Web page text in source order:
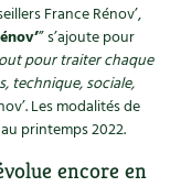
France Rénov’,
” s’ajoute pour
pour traiter chaque
technique, sociale,
Les modalités de
printemps 2022.
encore en